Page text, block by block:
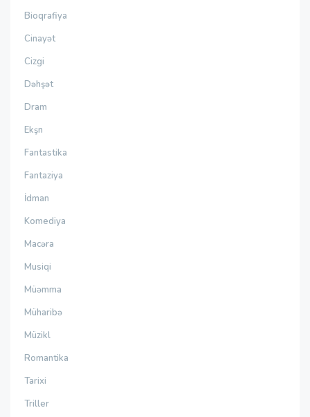
Bioqrafiya
Cinayət
Cizgi
Dəhşət
Dram
Ekşn
Fantastika
Fantaziya
İdman
Komediya
Macəra
Musiqi
Müəmma
Müharibə
Müzikl
Romantika
Tarixi
Triller